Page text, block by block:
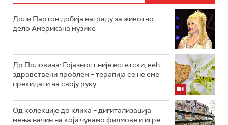
Доли Партон добија награду за животно
дело Американа музике
Др Половина: Гојазност није естетски, већ
здравствени проблем – терапија се не сме
прекидати на своју руку
Од колекције до клика – дигитализација
мења начин на који чувамо филмове и игре